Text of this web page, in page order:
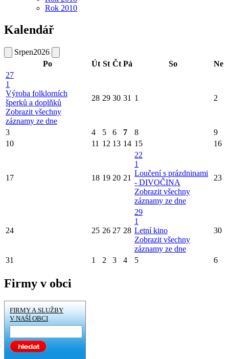
Rok 2010
Kalendář
Srpen2026
Po
Út St Čt Pá So
Ne
27
1
Výroba folklorních
šperků a doplňků
Zobrazit všechny
záznamy ze dne
28 29 30 31 1 2
3 4 5 6 7 8
9
10
11 12 13 14 15 16
17 18 19 20 21
22
1
Loučení s prázdninami
- DIVOČINA
Zobrazit všechny
záznamy ze dne
23
24 25 26 27 28
29
1
Letní kino
Zobrazit všechny
záznamy ze dne
30
31 1 2 3 4 5 6
Firmy v obci
FIRMY A SLUŽBY
V NAŠÍ OBCI